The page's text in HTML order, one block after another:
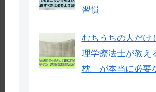
習慣
むちうちの人だけ
理学療法士が教え
枕」が本当に必要